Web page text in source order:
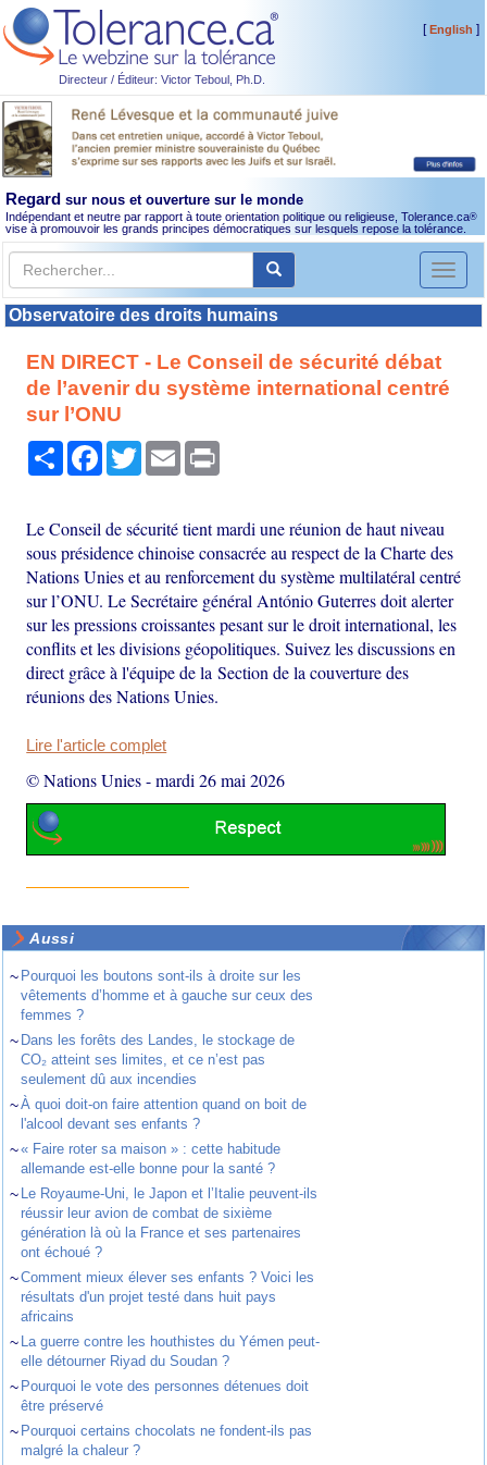
Directeur / Éditeur: Victor Teboul, Ph.D.
[English ]
Regard sur nous et ouverture sur le monde
Indépendant et neutre par rapport à toute orientation politique ou religieuse, Tolerance.ca®
vise à promouvoir les grands principes démocratiques sur lesquels repose la tolérance.
Toggle
Observatoire des droits humains
EN DIRECT - Le Conseil de sécurité débat
de l’avenir du système international centré
sur l’ONU
PartagerFacebook
TwitterEmail
Le Conseil de sécurité tient mardi une réunion de haut niveau
sous présidence chinoise consacrée au respect de la Charte des
Nations Unies et au renforcement du système multilatéral centré
sur l’ONU. Le Secrétaire général António Guterres doit alerter
sur les pressions croissantes pesant sur le droit international, les
conflits et les divisions géopolitiques. Suivez les discussions en
direct grâce à l'équipe de la Section de la couverture des
réunions des Nations Unies.
Lire l'article complet
© Nations Unies-mardi 26 mai 2026
Aussi
~ Pourquoi les boutons sont-ils à droite sur les
vêtements d’homme et à gauche sur ceux des
femmes ?
~ Dans les forêts des Landes, le stockage de
CO₂ atteint ses limites, et ce n’est pas
seulement dû aux incendies
~À quoi doit-on faire attention quand on boit de
l'alcool devant ses enfants ?
~« Faire roter sa maison » : cette habitude
allemande est-elle bonne pour la santé ?
~ Le Royaume-Uni, le Japon et l’Italie peuvent-ils
réussir leur avion de combat de sixième
génération là où la France et ses partenaires
ont échoué ?
~Comment mieux élever ses enfants ? Voici les
résultats d'un projet testé dans huit pays
africains
~ La guerre contre les houthistes du Yémen peut-
elle détourner Riyad du Soudan ?
~ Pourquoi le vote des personnes détenues doit
être préservé
~ Pourquoi certains chocolats ne fondent-ils pas
malgré la chaleur ?